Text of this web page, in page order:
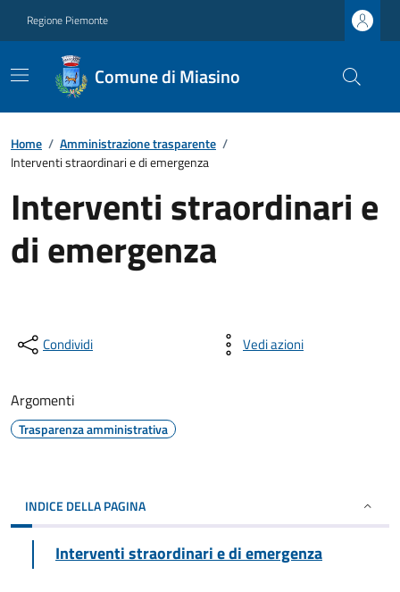
Regione Piemonte
Comune di Miasino
Home / Amministrazione trasparente /
Interventi straordinari e di emergenza
Interventi straordinari e
di emergenza
Condividi Vedi azioni
Argomenti
Trasparenza amministrativa
INDICE DELLA PAGINA
Interventi straordinari e di emergenza